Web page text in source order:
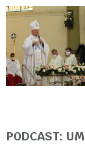
PODCAST: